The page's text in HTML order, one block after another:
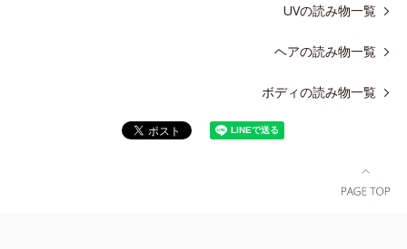
UVの読み物一覧
ヘアの読み物一覧
ボディの読み物一覧